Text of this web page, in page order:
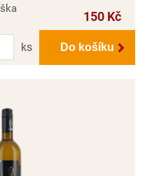
150 Kč
ks
Do košíku